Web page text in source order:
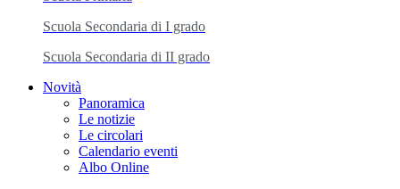
Scuola Secondaria di I grado
Scuola Secondaria di II grado
Novità
Panoramica
Le notizie
Le circolari
Calendario eventi
Albo Online